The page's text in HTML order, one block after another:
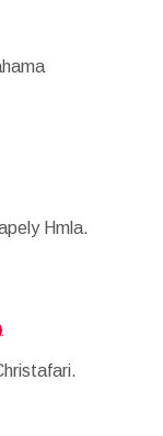
Hmla.